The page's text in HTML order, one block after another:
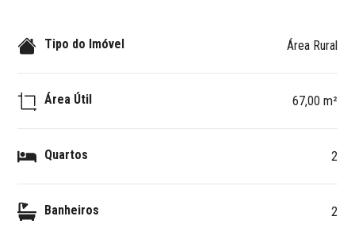
Tipo do Imóvel Área Rural
Área Útil 67,00 m²
Quartos 2
Banheiros 2